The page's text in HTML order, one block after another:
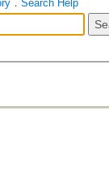
． Search Help